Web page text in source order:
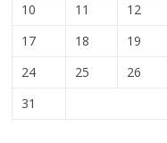
10
11 12
17
18 19
24
25 26
31